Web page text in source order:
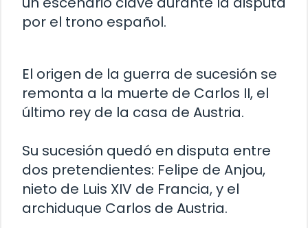
por el trono español.
El origen de la guerra de sucesión se
remonta a la muerte de Carlos II, el
último rey de la casa de Austria.
Su sucesión quedó en disputa entre
dos pretendientes: Felipe de Anjou,
nieto de Luis XIV de Francia, y el
archiduque Carlos de Austria.